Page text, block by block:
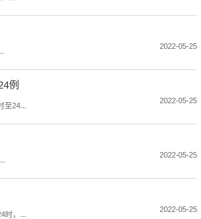
2022-05-25
例
至24...
2022-05-25
2022-05-25
时，...
2022-05-25